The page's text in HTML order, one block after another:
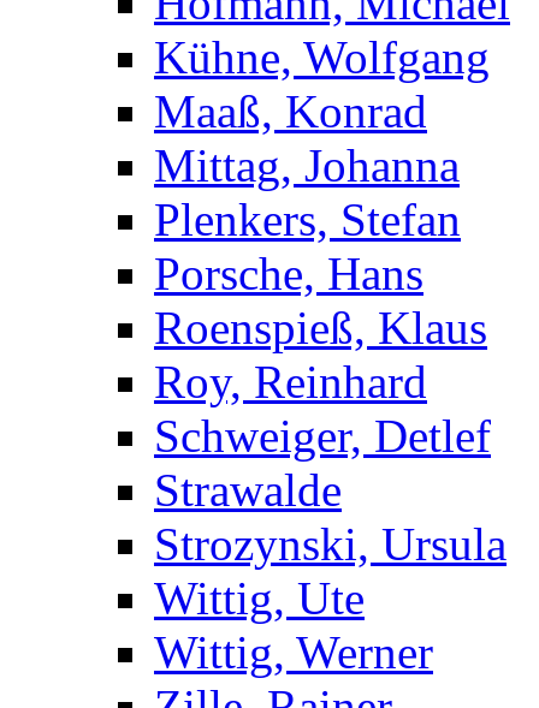
Kühne, Wolfgang
Maaß, Konrad
Mittag, Johanna
Plenkers, Stefan
Porsche, Hans
Roenspieß, Klaus
Roy, Reinhard
Schweiger, Detlef
Strawalde
Strozynski, Ursula
Wittig, Ute
Wittig, Werner